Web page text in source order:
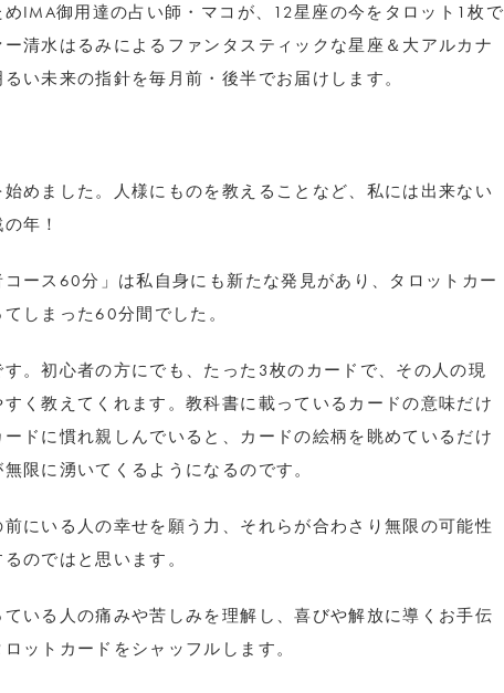
IMA御用達の占い師・マコが、12星座の今をタロット1枚で
清水はるみによるファンタスティックな星座＆大アルカナ
い未来の指針を毎月前・後半でお届けします。
めました。人様にものを教えることなど、私には出来ない
年！
ース60分」は私自身にも新たな発見があり、タロットカー
しまった60分間でした。
。初心者の方にでも、たった3枚のカードで、その人の現
く教えてくれます。教科書に載っているカードの意味だけ
ドに慣れ親しんでいると、カードの絵柄を眺めているだけ
限に湧いてくるようになるのです。
にいる人の幸せを願う力、それらが合わさり無限の可能性
のではと思います。
いる人の痛みや苦しみを理解し、喜びや解放に導くお手伝
ットカードをシャッフルします。